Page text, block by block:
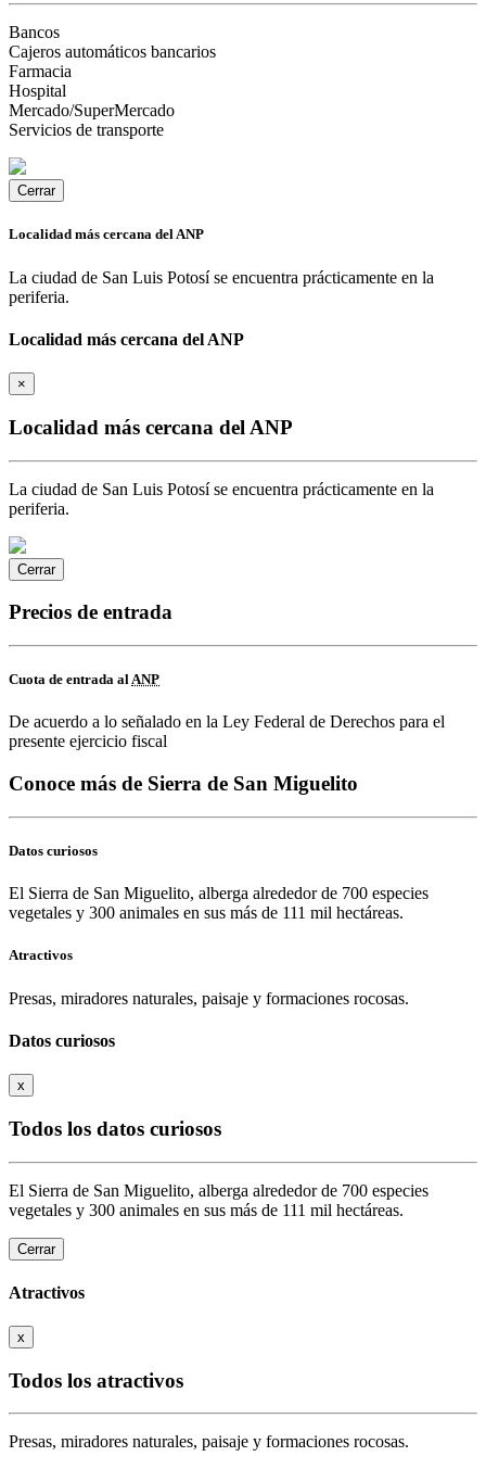
Bancos
Cajeros automáticos bancarios
Farmacia
Hospital
Mercado/SuperMercado
Servicios de transporte
Cerrar
Localidad más cercana del ANP
La ciudad de San Luis Potosí se encuentra prácticamente en la
periferia.
Localidad más cercana del ANP
×
Localidad más cercana del ANP
La ciudad de San Luis Potosí se encuentra prácticamente en la
periferia.
Cerrar
Precios de entrada
Cuota de entrada alANP
De acuerdo a lo señalado en la Ley Federal de Derechos para el
presente ejercicio fiscal
Conoce más de Sierra de San Miguelito
Datos curiosos
El Sierra de San Miguelito, alberga alrededor de 700 especies
vegetales y 300 animales en sus más de 111 mil hectáreas.
Atractivos
Presas, miradores naturales, paisaje y formaciones rocosas.
Datos curiosos
x
Todos los datos curiosos
El Sierra de San Miguelito, alberga alrededor de 700 especies
vegetales y 300 animales en sus más de 111 mil hectáreas.
Cerrar
Atractivos
x
Todos los atractivos
Presas, miradores naturales, paisaje y formaciones rocosas.